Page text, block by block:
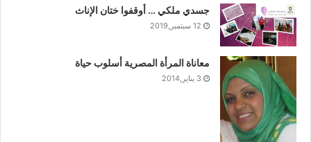
جسدي ملكي … أوقفوا ختان الإناث
12 سبتمبر,2019
معاناة المرأة المصرية أسلوب حياة
3 يناير,2014